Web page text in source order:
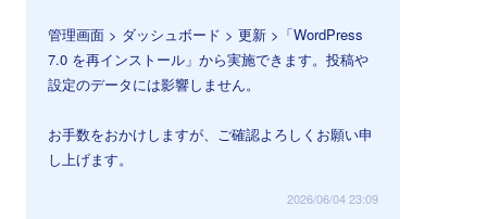
管理画面 > ダッシュボード > 更新 >「WordPress
7.0 を再インストール」から実施できます。投稿や
設定のデータには影響しません。
お手数をおかけしますが、ご確認よろしくお願い申
し上げます。
2026/06/04 23:09